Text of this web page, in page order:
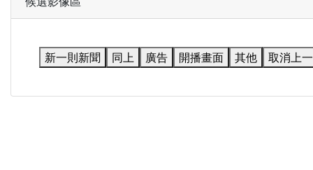
新一則新聞 同上 廣告 開播畫面 其他 取消上